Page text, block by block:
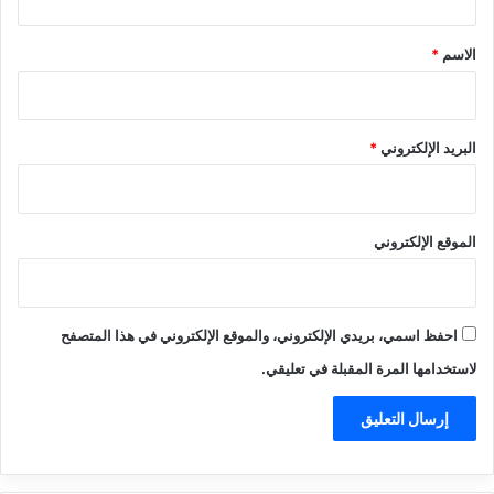
*
الاسم *
البريد الإلكتروني*
الموقع الإلكتروني
احفظ اسمي، بريدي الإلكتروني، والموقع الإلكتروني في هذا المتصفح
لاستخدامها المرة المقبلة في تعليقي.